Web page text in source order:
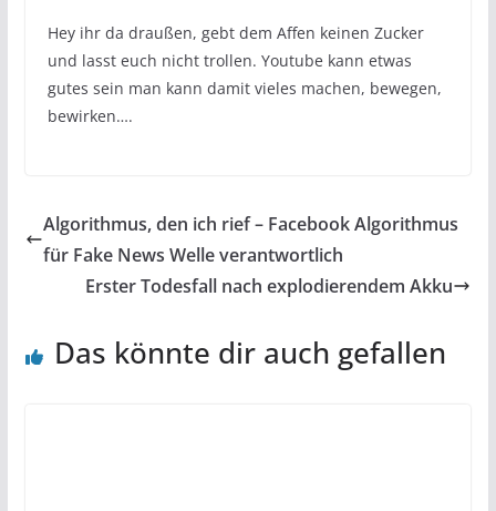
Hey ihr da draußen, gebt dem Affen keinen Zucker
und lasst euch nicht trollen. Youtube kann etwas
gutes sein man kann damit vieles machen, bewegen,
bewirken….
Algorithmus, den ich rief – Facebook Algorithmus
für Fake News Welle verantwortlich
Erster Todesfall nach explodierendem Akku
Das könnte dir auch gefallen